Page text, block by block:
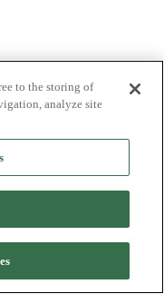
to the storing of
analyze site